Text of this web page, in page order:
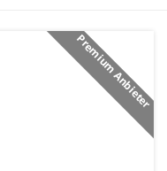
Premium Anbieter